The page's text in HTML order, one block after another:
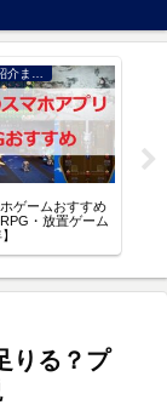
ゲームおすすめ
・放置ゲーム
りる？プ